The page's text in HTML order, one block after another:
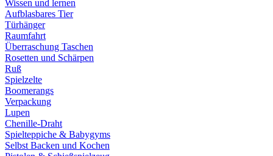
Wissen und lernen
Aufblasbares Tier
Türhänger
Raumfahrt
Überraschung Taschen
Rosetten und Schärpen
Ruß
Spielzelte
Boomerangs
Verpackung
Lupen
Chenille-Draht
Spielteppiche & Babygyms
Selbst Backen und Kochen